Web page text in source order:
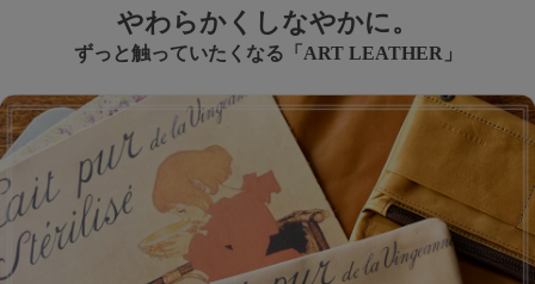
やわらかくしなやかに。
ずっと触っていたくなる「ART LEATHER」